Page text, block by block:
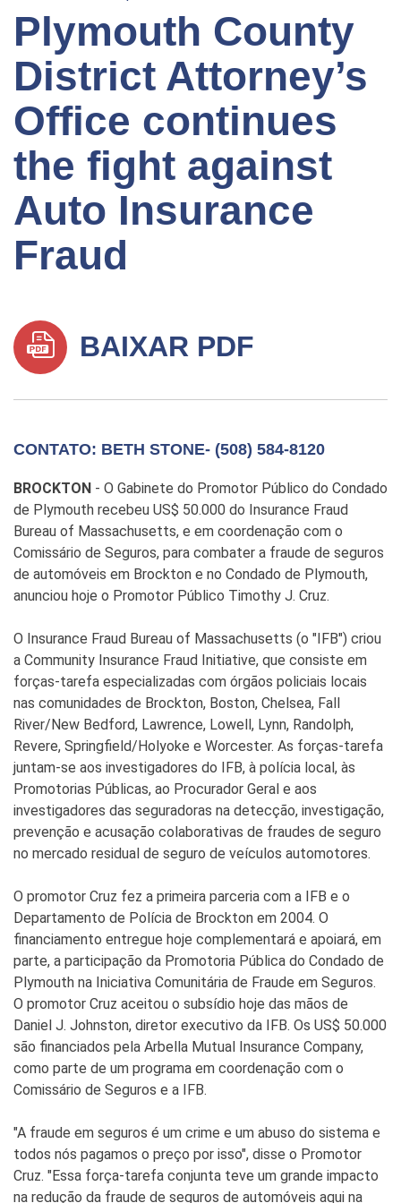
Plymouth County
District Attorney’s
Office continues
the fight against
Auto Insurance
Fraud
BAIXAR PDF
CONTATO: BETH STONE- (508) 584-8120
BROCKTON - O Gabinete do Promotor Público do Condado
de Plymouth recebeu US$ 50.000 do Insurance Fraud
Bureau of Massachusetts, e em coordenação com o
Comissário de Seguros, para combater a fraude de seguros
de automóveis em Brockton e no Condado de Plymouth,
anunciou hoje o Promotor Público Timothy J. Cruz.
O Insurance Fraud Bureau of Massachusetts (o "IFB") criou
a Community Insurance Fraud Initiative, que consiste em
forças-tarefa especializadas com órgãos policiais locais
nas comunidades de Brockton, Boston, Chelsea, Fall
River/New Bedford, Lawrence, Lowell, Lynn, Randolph,
Revere, Springfield/Holyoke e Worcester. As forças-tarefa
juntam-se aos investigadores do IFB, à polícia local, às
Promotorias Públicas, ao Procurador Geral e aos
investigadores das seguradoras na detecção, investigação,
prevenção e acusação colaborativas de fraudes de seguro
no mercado residual de seguro de veículos automotores.
O promotor Cruz fez a primeira parceria com a IFB e o
Departamento de Polícia de Brockton em 2004. O
financiamento entregue hoje complementará e apoiará, em
parte, a participação da Promotoria Pública do Condado de
Plymouth na Iniciativa Comunitária de Fraude em Seguros.
O promotor Cruz aceitou o subsídio hoje das mãos de
Daniel J. Johnston, diretor executivo da IFB. Os US$ 50.000
são financiados pela Arbella Mutual Insurance Company,
como parte de um programa em coordenação com o
Comissário de Seguros e a IFB.
"A fraude em seguros é um crime e um abuso do sistema e
todos nós pagamos o preço por isso", disse o Promotor
Cruz. "Essa força-tarefa conjunta teve um grande impacto
na redução da fraude de seguros de automóveis aqui na